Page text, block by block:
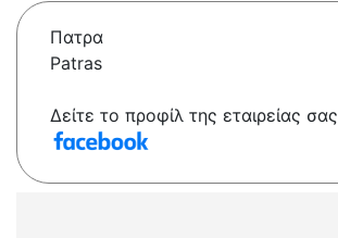
Πατρα
Patras
Δείτε το προφίλ της εταιρείας σας